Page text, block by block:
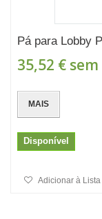
Pá para Lobby
35,52 € sem
MAIS
Disponível
Adicionar à